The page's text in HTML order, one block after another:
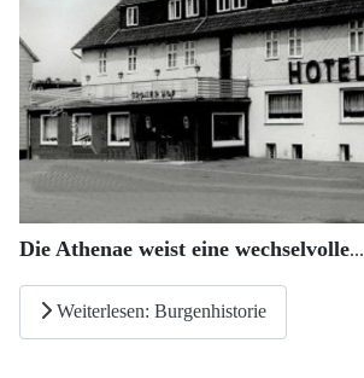
Die Athenae weist eine wechselvolle...
Weiterlesen: Burgenhistorie